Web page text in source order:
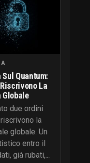
Quantum:
La
Globale
due ordini
la
globale. Un
entro il
già rubati,...